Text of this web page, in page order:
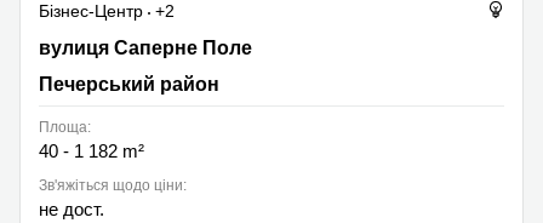
Бізнес-Центр
+2
вулиця Саперне Поле 14/55, Печерський район
вулиця Саперне Поле
Печерський район
Площа:
40 - 1 182 m²
Зв'яжіться щодо ціни:
не дост.